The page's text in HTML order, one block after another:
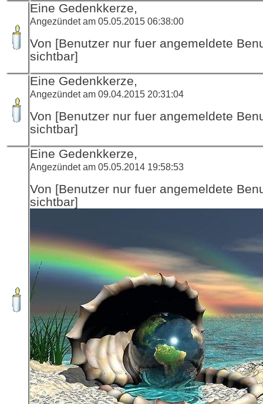
Eine Gedenkkerze,
Angezündet am 05.05.2015 06:38:00
Von [Benutzer nur fuer angemeldete
sichtbar]
Eine Gedenkkerze,
Angezündet am 09.04.2015 20:31:04
Von [Benutzer nur fuer angemeldete
sichtbar]
Eine Gedenkkerze,
Angezündet am 05.05.2014 19:58:53
Von [Benutzer nur fuer angemeldete
sichtbar]